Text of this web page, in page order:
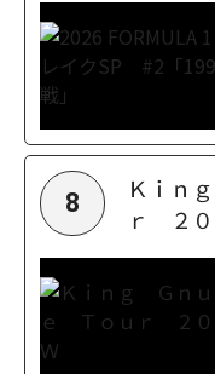
8
Ｋｉｎ
ｒ ２